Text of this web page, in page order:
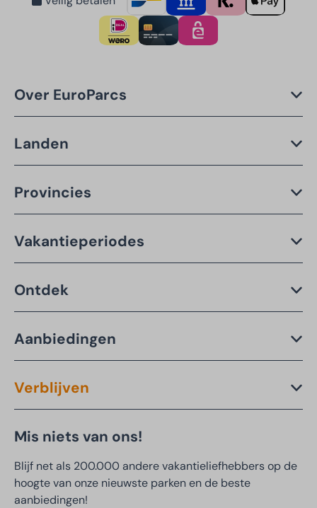
Over EuroParcs
Landen
Provincies
Vakantieperiodes
Ontdek
Aanbiedingen
Verblijven
Mis niets van ons!
Blijf net als 200.000 andere vakantieliefhebbers op de
hoogte van onze nieuwste parken en de beste
aanbiedingen!